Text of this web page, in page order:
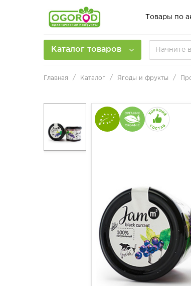
Товары по
Каталог товаров
Главная Каталог Ягоды и фрукты